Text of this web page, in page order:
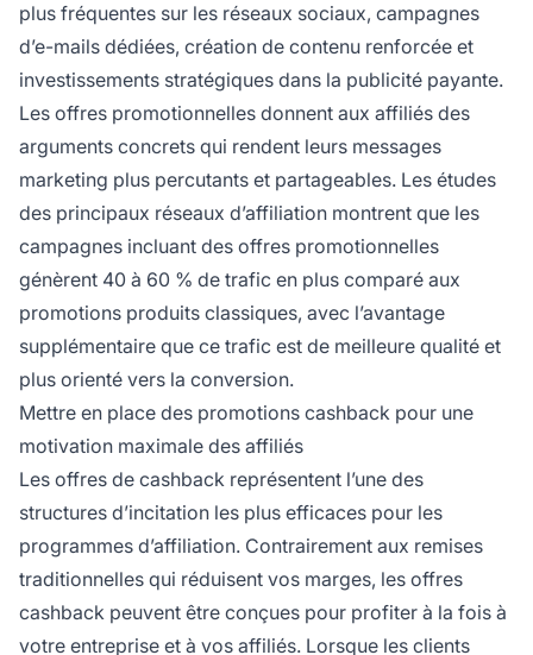
plus fréquentes sur les réseaux sociaux, campagnes
d’e-mails dédiées, création de contenu renforcée et
investissements stratégiques dans la publicité payante.
Les offres promotionnelles donnent aux affiliés des
arguments concrets qui rendent leurs messages
marketing plus percutants et partageables. Les études
des principaux réseaux d’affiliation montrent que les
campagnes incluant des offres promotionnelles
génèrent 40 à 60 % de trafic en plus comparé aux
promotions produits classiques, avec l’avantage
supplémentaire que ce trafic est de meilleure qualité et
plus orienté vers la conversion.
Mettre en place des promotions cashback pour une
motivation maximale des affiliés
Les offres de cashback représentent l’une des
structures d’incitation les plus efficaces pour les
programmes d’affiliation. Contrairement aux remises
traditionnelles qui réduisent vos marges, les offres
cashback peuvent être conçues pour profiter à la fois à
votre entreprise et à vos affiliés. Lorsque les clients